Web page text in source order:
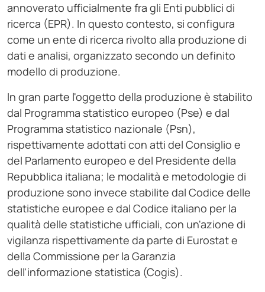
annoverato ufficialmente fra gli Enti pubblici di
ricerca (EPR). In questo contesto, si configura
come un ente di ricerca rivolto alla produzione di
dati e analisi, organizzato secondo un definito
modello di produzione.
In gran parte l'oggetto della produzione è stabilito
dal Programma statistico europeo (Pse) e dal
Programma statistico nazionale (Psn),
rispettivamente adottati con atti del Consiglio e
del Parlamento europeo e del Presidente della
Repubblica italiana; le modalità e metodologie di
produzione sono invece stabilite dal Codice delle
statistiche europee e dal Codice italiano per la
qualità delle statistiche ufficiali, con un'azione di
vigilanza rispettivamente da parte di Eurostat e
della Commissione per la Garanzia
dell'informazione statistica (Cogis).